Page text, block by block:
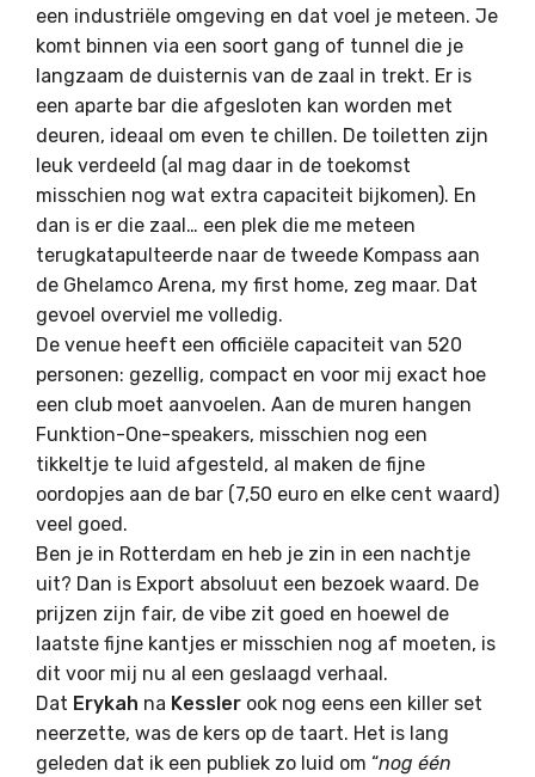
een industriële omgeving en dat voel je meteen. Je
komt binnen via een soort gang of tunnel die je
langzaam de duisternis van de zaal in trekt. Er is
een aparte bar die afgesloten kan worden met
deuren, ideaal om even te chillen. De toiletten zijn
leuk verdeeld (al mag daar in de toekomst
misschien nog wat extra capaciteit bijkomen). En
dan is er die zaal… een plek die me meteen
terugkatapulteerde naar de tweede Kompass aan
de Ghelamco Arena, my first home, zeg maar. Dat
gevoel overviel me volledig.
De venue heeft een officiële capaciteit van 520
personen: gezellig, compact en voor mij exact hoe
een club moet aanvoelen. Aan de muren hangen
Funktion-One-speakers, misschien nog een
tikkeltje te luid afgesteld, al maken de fijne
oordopjes aan de bar (7,50 euro en elke cent waard)
veel goed.
Ben je in Rotterdam en heb je zin in een nachtje
uit? Dan is Export absoluut een bezoek waard. De
prijzen zijn fair, de vibe zit goed en hoewel de
laatste fijne kantjes er misschien nog af moeten, is
dit voor mij nu al een geslaagd verhaal.
Dat Erykah na Kessler ook nog eens een killer set
neerzette, was de kers op de taart. Het is lang
geleden dat ik een publiek zo luid om “nog één